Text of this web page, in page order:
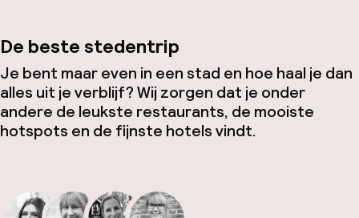
De beste stedentrip
Je bent maar even in een stad en hoe haal je dan
alles uit je verblijf? Wij zorgen dat je onder
andere de leukste restaurants, de mooiste
hotspots en de fijnste hotels vindt.